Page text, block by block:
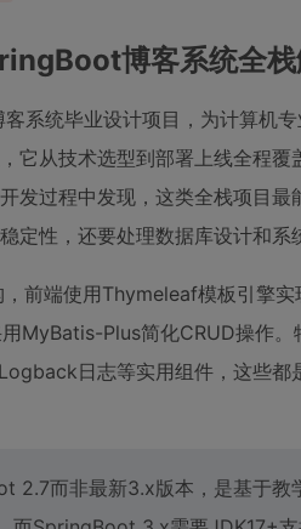
博客系统全
系统毕业设计项目，为计算机
它从技术选型到部署上线全程
发过程中发现，这类全栈项目
定性，还要处理数据库设计和系
前端使用Thymeleaf模板引擎
MyBatis-Plus简化CRUD操作
日志等实用组件，这些都
2.7而非最新3.x版本，是基于教